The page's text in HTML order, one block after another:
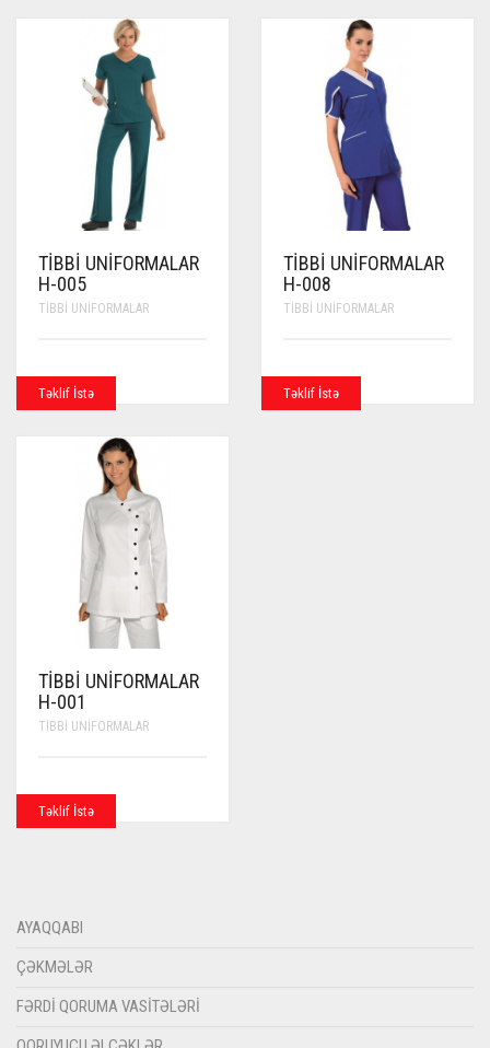
TIBBI UNIFORMALAR
H-005
TIBBI UNIFORMALAR
Təklif İstə
TIBBI UNIFORMALAR
H-008
TIBBI UNIFORMALAR
Təklif İstə
TIBBI UNIFORMALAR
H-001
TIBBI UNIFORMALAR
Təklif İstə
AYAQQABI
ÇƏKMƏLƏR
FƏRDI QORUMA VASITƏLƏRI